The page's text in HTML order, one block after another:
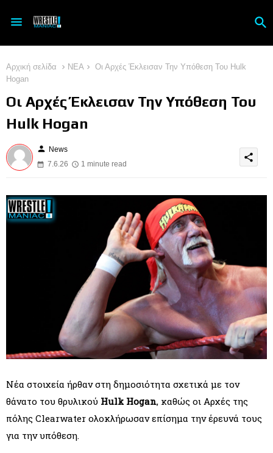
Αρχική σελίδα ΝΕΑ
Οι Αρχές Έκλεισαν Την Υπόθεση Του Hulk
Hogan
Οι Αρχές Έκλεισαν Την Υπόθεση Του
Hulk Hogan
person News
7.6.26
1 minute read
share
Νέα στοιχεία ήρθαν στη δημοσιότητα σχετικά με τον
θάνατο του θρυλικού Hulk Hogan, καθώς οι Αρχές της
πόλης Clearwater ολοκλήρωσαν επίσημα την έρευνά τους
για την υπόθεση.